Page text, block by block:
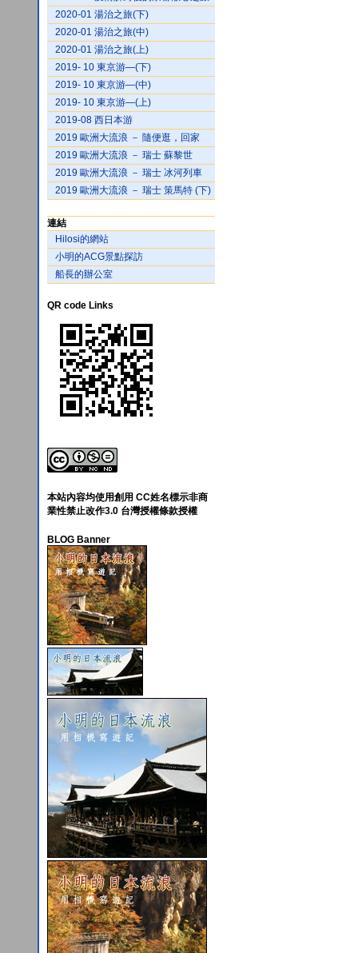
2020-01 湯治之旅(下)
2020-01 湯治之旅(中)
2020-01 湯治之旅(上)
2019- 10 東京游—(下)
2019- 10 東京游—(中)
2019- 10 東京游—(上)
2019-08 西日本游
2019 歐洲大流浪 － 隨便逛，回家
2019 歐洲大流浪 － 瑞士 蘇黎世
2019 歐洲大流浪 － 瑞士 冰河列車
2019 歐洲大流浪 － 瑞士 策馬特 (下)
連結
Hilosi的網站
小明的ACG景點探訪
船長的辦公室
QR code Links
本站內容均使用創用 CC姓名標示非商
業性禁止改作3.0 台灣授權條款授權
BLOG Banner